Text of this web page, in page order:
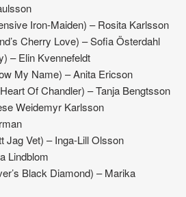
Iron-Maiden) – Rosita Karlsson
Cherry Love) – Sofia Österdahl
– Elin Kvennefeldt
My Name) – Anita Ericson
Of Chandler) – Tanja Bengtsson
Weidemyr Karlsson
Jag Vet) – Inga-Lill Olsson
Lindblom
Black Diamond) – Marika